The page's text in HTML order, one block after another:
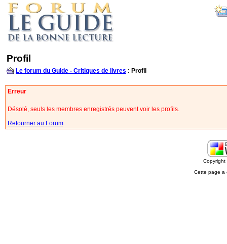
Profil
Le forum du Guide - Critiques de livres : Profil
Erreur
Désolé, seuls les membres enregistrés peuvent voir les profils.
Retourner au Forum
Cette page a